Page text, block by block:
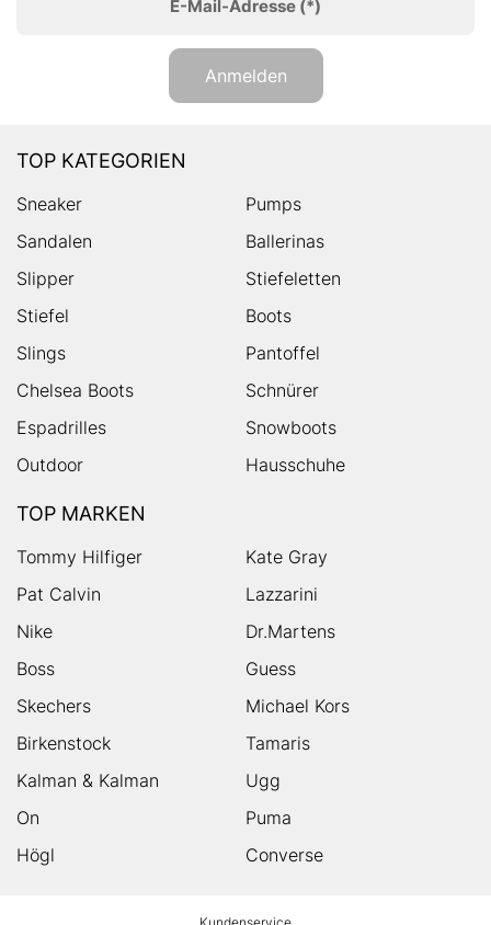
E-Mail-Adresse (*)
Anmelden
TOP KATEGORIEN
Sneaker
Pumps
Sandalen
Ballerinas
Slipper
Stiefeletten
Stiefel
Boots
Slings
Pantoffel
Chelsea Boots
Schnürer
Espadrilles
Snowboots
Outdoor
Hausschuhe
TOP MARKEN
Tommy Hilfiger
Kate Gray
Pat Calvin
Lazzarini
Nike
Dr.Martens
Boss
Guess
Skechers
Michael Kors
Birkenstock
Tamaris
Kalman & Kalman
Ugg
On
Puma
Högl
Converse